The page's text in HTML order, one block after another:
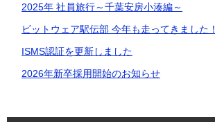
2025年 社員旅行～千葉安房⼩湊編～
ビットウェア駅伝部 今年も走ってきました！
ISMS認証を更新しました
2026年新卒採用開始のお知らせ